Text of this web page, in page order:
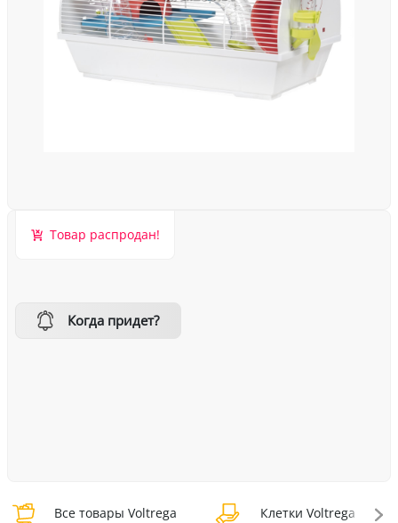
Товар распродан!
Когда придет?
Все товары Voltrega Клетки Voltrega